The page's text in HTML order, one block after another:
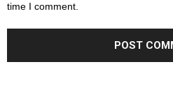
time I comment.